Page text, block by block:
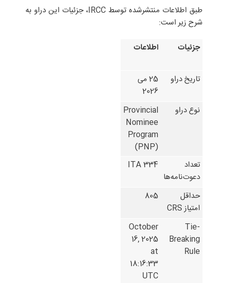
طبق اطلاعات منتشرشده توسط IRCC، جزئیات این دراو به
شرح زیر است:
جزئیات
اطلاعات
تاریخ دراو
25 می
2026
نوع دراو
Provincial
Nominee
Program
(PNP)
تعداد
دعوت‌نامه‌ها
334 ITA
حداقل
امتیاز CRS
805
Tie-
Breaking
Rule
October
16, 2025
at
18:16:33
UTC